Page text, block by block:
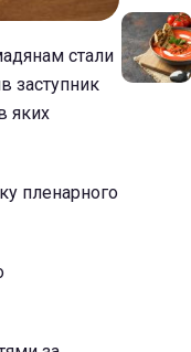
стали
заступник
яких
пленарного